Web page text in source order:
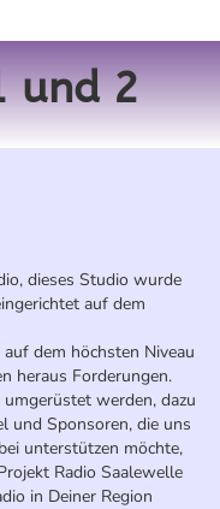
und 2
dieses Studio wurde
auf dem
dem höchsten Niveau
heraus Forderungen.
werden, dazu
und Sponsoren, die uns
unterstützen möchte,
Radio Saalewelle
in Deiner Region